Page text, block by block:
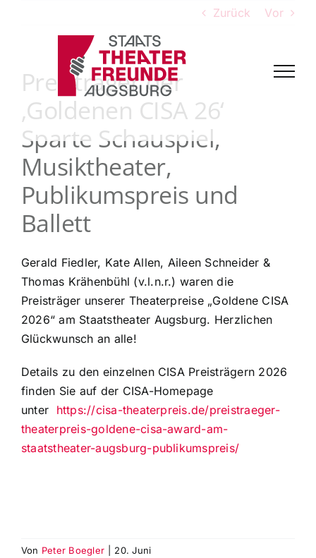
Zurück Vor
Preisträger der
‚Goldenen CISA 26‘
Sparte Schauspiel,
Musiktheater,
Publikumspreis und
Ballett
Gerald Fiedler, Kate Allen, Aileen Schneider &
Thomas Krähenbühl (v.l.n.r.) waren die
Preisträger unserer Theaterpreise „Goldene CISA
2026“ am Staatstheater Augsburg. Herzlichen
Glückwunsch an alle!
Details zu den einzelnen CISA Preisträgern 2026
finden Sie auf der CISA-Homepage
unter https://cisa-theaterpreis.de/preistraeger-
theaterpreis-goldene-cisa-award-am-
staatstheater-augsburg-publikumspreis/
Von Peter Boegler
20. Juni